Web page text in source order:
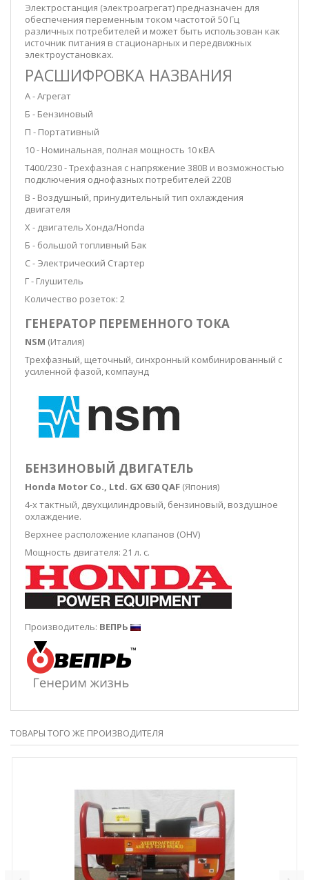
Электростанция (электроагрегат) предназначен для
обеспечения переменным током частотой 50 Гц
различных потребителей и может быть использован как
источник питания в стационарных и передвижных
электроустановках.
РАСШИФРОВКА НАЗВАНИЯ
А - Агрегат
Б - Бензиновый
П - Портативный
10 - Номинальная, полная мощность 10 кВА
Т400/230 - Трехфазная с напряжение 380В и возможностью
подключения однофазных потребителей 220В
В - Воздушный, принудительный тип охлаждения
двигателя
Х - двигатель Хонда/Honda
Б - большой топливный Бак
С - Электрический Стартер
Г - Глушитель
Количество розеток: 2
ГЕНЕРАТОР ПЕРЕМЕННОГО ТОКА
NSM (Италия)
Трехфазный, щеточный, синхронный комбинированный с
усиленной фазой, компаунд
БЕНЗИНОВЫЙ ДВИГАТЕЛЬ
Honda Motor Co., Ltd. GX 630 QAF (Япония)
4-х тактный, двухцилиндровый, бензиновый, воздушное
охлаждение.
Верхнее расположение клапанов (OHV)
Мощность двигателя: 21 л. с.
Производитель: ВЕПРЬ
ТОВАРЫ ТОГО ЖЕ ПРОИЗВОДИТЕЛЯ